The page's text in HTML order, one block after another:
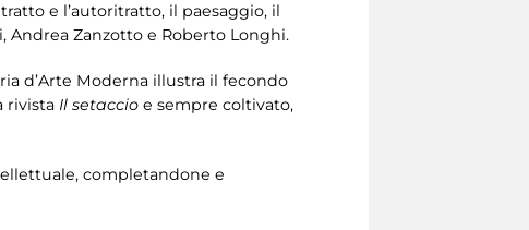
e l’autoritratto, il paesaggio, il
Andrea Zanzotto e Roberto Longhi.
d’Arte Moderna illustra il fecondo
rivista Il setaccio e sempre coltivato,
completandone e